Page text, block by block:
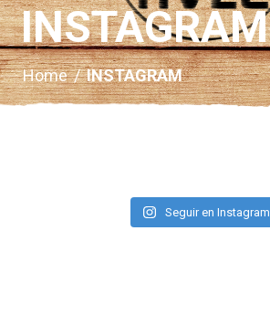
INSTAGRAM
Home/INSTAGRAM
Seguir en Instagram